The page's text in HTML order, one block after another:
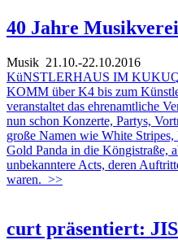
40 Jahre
Musik 21.10.-22.10.2016
KüNSTLERHAUS IM
KOMM über K4 bis zum
veranstaltet das ehrenamtliche
nun schon Konzerte, Partys,
große Namen wie White
Gold Panda in die Köngistraße,
unbekanntere Acts, deren
waren. >>
curt präsentiert: